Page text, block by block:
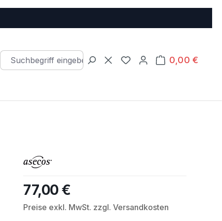
Du hast 0 Produkte auf
0,00 €
Warenkorb
Regulärer Preis:
77,00 €
Preise exkl. MwSt. zzgl. Versandkosten